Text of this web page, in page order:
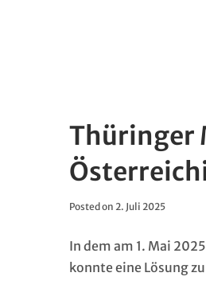
Thüringer
Posted on 2. Juli 2025
In dem am 1. Mai
konnte eine Lösung